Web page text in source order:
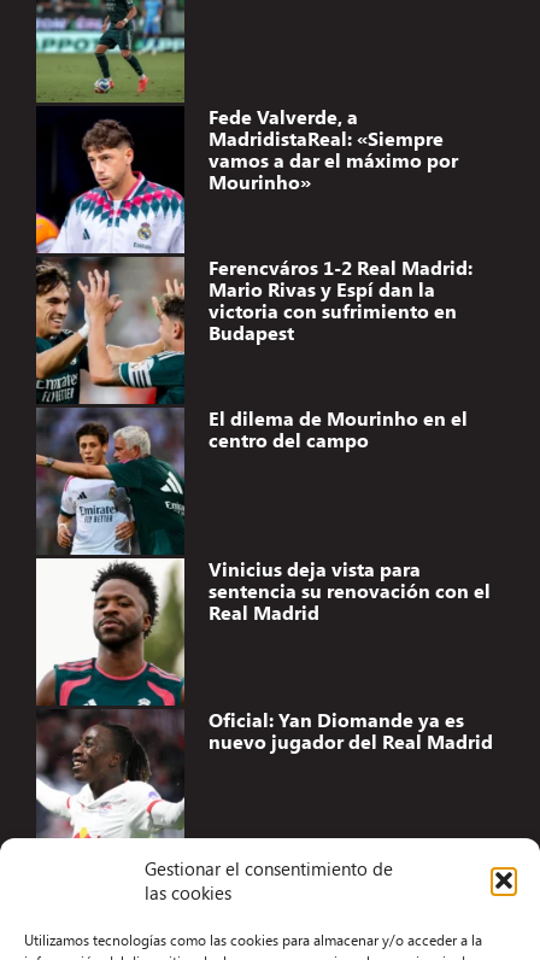
Gestionar el consentimiento de
las cookies
Utilizamos tecnologías como las cookies para almacenar y/o acceder a la
Fede Valverde, a
MadridistaReal: «Siempre
vamos a dar el máximo por
Mourinho»
Ferencváros 1-2 Real Madrid:
Mario Rivas y Espí dan la
victoria con sufrimiento en
Budapest
El dilema de Mourinho en el
centro del campo
Vinicius deja vista para
sentencia su renovación con el
Real Madrid
Oficial: Yan Diomande ya es
nuevo jugador del Real Madrid
Aviso Legal